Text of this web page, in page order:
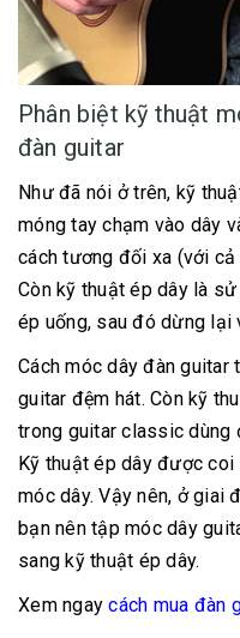
Phân biệt kỹ thuật
đàn guitar
Như đã nói ở trên, kỹ
móng tay chạm vào dây
cách tương đối xa (với cả
Còn kỹ thuật ép dây là
ép uống, sau đó dừng lại
Cách móc dây đàn
guitar đệm hát. Còn kỹ
trong guitar classic dùng
Kỹ thuật ép dây được
móc dây. Vậy nên, ở giai
bạn nên tập móc dây
sang kỹ thuật ép dây.
Xem ngaycách mua đàn